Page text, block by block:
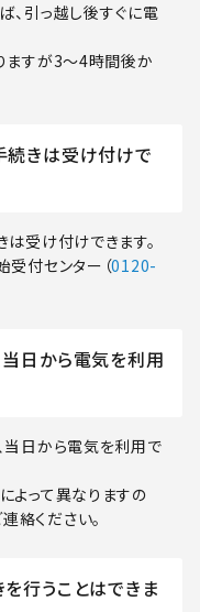
、引っ越し後すぐに電
ますが3～4時間後か
続きは受け付けで
受け付けできます。
受付センター（0120-
日から電気を利用
当日から電気を利用で
よって異なりますの
絡ください。
行うことはできま